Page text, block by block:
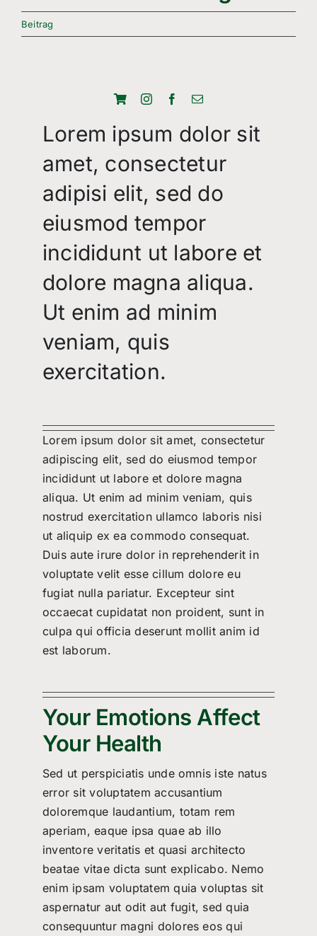
Freizeitsport
Boule
Mitgliedschaft
Beitrag
Lorem ipsum dolor sit
amet, consectetur
adipisi elit, sed do
eiusmod tempor
incididunt ut labore et
dolore magna aliqua.
Ut enim ad minim
veniam, quis
exercitation.
Lorem ipsum dolor sit amet, consectetur
adipiscing elit, sed do eiusmod tempor
incididunt ut labore et dolore magna
aliqua. Ut enim ad minim veniam, quis
nostrud exercitation ullamco laboris nisi
ut aliquip ex ea commodo consequat.
Duis aute irure dolor in reprehenderit in
voluptate velit esse cillum dolore eu
fugiat nulla pariatur. Excepteur sint
occaecat cupidatat non proident, sunt in
culpa qui officia deserunt mollit anim id
est laborum.
Your Emotions Affect
Your Health
Sed ut perspiciatis unde omnis iste natus
error sit voluptatem accusantium
doloremque laudantium, totam rem
aperiam, eaque ipsa quae ab illo
inventore veritatis et quasi architecto
beatae vitae dicta sunt explicabo. Nemo
enim ipsam voluptatem quia voluptas sit
aspernatur aut odit aut fugit, sed quia
consequuntur magni dolores eos qui